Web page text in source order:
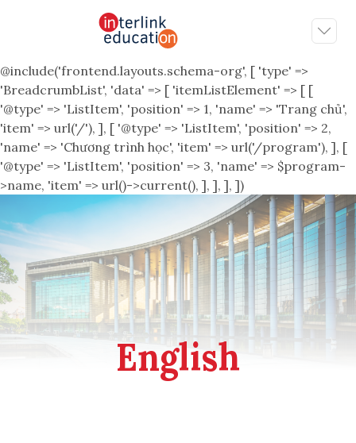
@include('frontend.layouts.schema-org', [ 'type' =>
'BreadcrumbList', 'data' => [ 'itemListElement' => [ [
'@type' => 'ListItem', 'position' => 1, 'name' => 'Trang chủ',
'item' => url('/'), ], [ '@type' => 'ListItem', 'position' => 2,
'name' => 'Chương trình học', 'item' => url('/program'), ], [
'@type' => 'ListItem', 'position' => 3, 'name' => $program-
>name, 'item' => url()->current(), ], ], ], ])
English